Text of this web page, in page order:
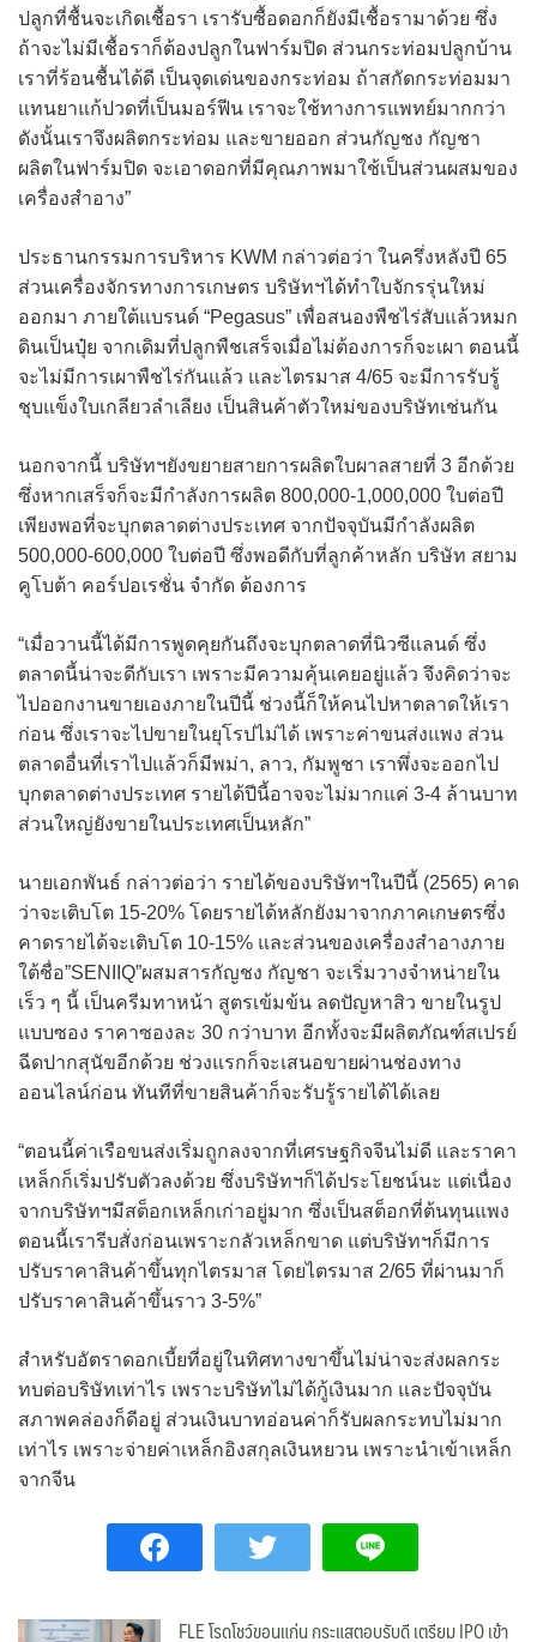
ปลูกที่ชื้นจะเกิดเชื้อรา เรารับซื้อดอกก็ยังมีเชื้อรามาด้วย ซึ่ง
ถ้าจะไม่มีเชื้อราก็ต้องปลูกในฟาร์มปิด ส่วนกระท่อมปลูกบ้าน
เราที่ร้อนชื้นได้ดี เป็นจุดเด่นของกระท่อม ถ้าสกัดกระท่อมมา
แทนยาแก้ปวดที่เป็นมอร์ฟีน เราจะใช้ทางการแพทย์มากกว่า
ดังนั้นเราจึงผลิตกระท่อม และขายออก ส่วนกัญชง กัญชา
ผลิตในฟาร์มปิด จะเอาดอกที่มีคุณภาพมาใช้เป็นส่วนผสมของ
เครื่องสำอาง”
ประธานกรรมการบริหาร KWM กล่าวต่อว่า ในครึ่งหลังปี 65
ส่วนเครื่องจักรทางการเกษตร บริษัทฯได้ทำใบจักรรุ่นใหม่
ออกมา ภายใต้แบรนด์ “Pegasus” เพื่อสนองพืชไร่สับแล้วหมก
ดินเป็นปุ๋ย จากเดิมที่ปลูกพืชเสร็จเมื่อไม่ต้องการก็จะเผา ตอนนี้
จะไม่มีการเผาพืชไร่กันแล้ว และไตรมาส 4/65 จะมีการรับรู้
ชุบแข็งใบเกลียวลำเลียง เป็นสินค้าตัวใหม่ของบริษัทเช่นกัน
นอกจากนี้ บริษัทฯยังขยายสายการผลิตใบผาลสายที่ 3 อีกด้วย
ซึ่งหากเสร็จก็จะมีกำลังการผลิต 800,000-1,000,000 ใบต่อปี
เพียงพอที่จะบุกตลาดต่างประเทศ จากปัจจุบันมีกำลังผลิต
500,000-600,000 ใบต่อปี ซึ่งพอดีกับที่ลูกค้าหลัก บริษัท สยาม
คูโบต้า คอร์ปอเรชั่น จำกัด ต้องการ
“เมื่อวานนี้ได้มีการพูดคุยกันถึงจะบุกตลาดที่นิวซีแลนด์ ซึ่ง
ตลาดนี้น่าจะดีกับเรา เพราะมีความคุ้นเคยอยู่แล้ว จึงคิดว่าจะ
ไปออกงานขายเองภายในปีนี้ ช่วงนี้ก็ให้คนไปหาตลาดให้เรา
ก่อน ซึ่งเราจะไปขายในยุโรปไม่ได้ เพราะค่าขนส่งแพง ส่วน
ตลาดอื่นที่เราไปแล้วก็มีพม่า, ลาว, กัมพูชา เราพึ่งจะออกไป
บุกตลาดต่างประเทศ รายได้ปีนี้อาจจะไม่มากแค่ 3-4 ล้านบาท
ส่วนใหญ่ยังขายในประเทศเป็นหลัก”
นายเอกพันธ์ กล่าวต่อว่า รายได้ของบริษัทฯในปีนี้ (2565) คาด
ว่าจะเติบโต 15-20% โดยรายได้หลักยังมาจากภาคเกษตรซึ่ง
คาดรายได้จะเติบโต 10-15% และส่วนของเครื่องสำอางภาย
ใต้ชื่อ”SENIIQ”ผสมสารกัญชง กัญชา จะเริ่มวางจำหน่ายใน
เร็ว ๆ นี้ เป็นครีมทาหน้า สูตรเข้มข้น ลดปัญหาสิว ขายในรูป
แบบซอง ราคาซองละ 30 กว่าบาท อีกทั้งจะมีผลิตภัณฑ์สเปรย์
ฉีดปากสุนัขอีกด้วย ช่วงแรกก็จะเสนอขายผ่านช่องทาง
ออนไลน์ก่อน ทันทีที่ขายสินค้าก็จะรับรู้รายได้ได้เลย
“ตอนนี้ค่าเรือขนส่งเริ่มถูกลงจากที่เศรษฐกิจจีนไม่ดี และราคา
เหล็กก็เริ่มปรับตัวลงด้วย ซึ่งบริษัทฯก็ได้ประโยชน์นะ แต่เนื่อง
จากบริษัทฯมีสต็อกเหล็กเก่าอยู่มาก ซึ่งเป็นสต็อกที่ต้นทุนแพง
ตอนนี้เรารีบสั่งก่อนเพราะกลัวเหล็กขาด แต่บริษัทฯก็มีการ
ปรับราคาสินค้าขึ้นทุกไตรมาส โดยไตรมาส 2/65 ที่ผ่านมาก็
ปรับราคาสินค้าขึ้นราว 3-5%”
สำหรับอัตราดอกเบี้ยที่อยู่ในทิศทางขาขึ้นไม่น่าจะส่งผลกระ
ทบต่อบริษัทเท่าไร เพราะบริษัทไม่ได้กู้เงินมาก และปัจจุบัน
สภาพคล่องก็ดีอยู่ ส่วนเงินบาทอ่อนค่าก็รับผลกระทบไม่มาก
เท่าไร เพราะจ่ายค่าเหล็กอิงสกุลเงินหยวน เพราะนำเข้าเหล็ก
จากจีน
FLE โรดโชว์ขอนแก่น กระแสตอบรับดี เตรียม IPO เข้า